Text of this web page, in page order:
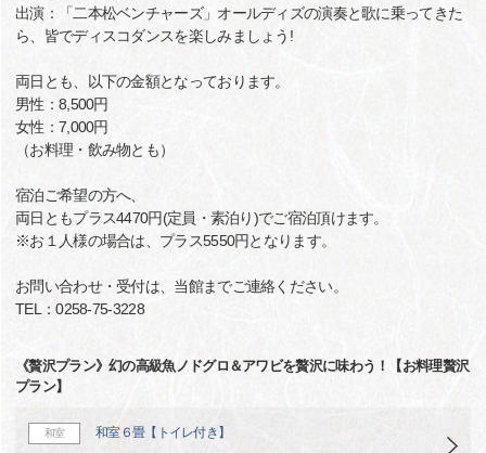
出演：「二本松ベンチャーズ」オールディズの演奏と歌に乗ってきた
ら、皆でディスコダンスを楽しみましょう!
両日とも、以下の金額となっております。
男性：8,500円
女性：7,000円
（お料理・飲み物とも）
宿泊ご希望の方へ、
両日ともプラス4470円(定員・素泊り)でご宿泊頂けます。
※お１人様の場合は、プラス5550円となります。
お問い合わせ・受付は、当館までご連絡ください。
TEL：0258-75-3228
《贅沢プラン》幻の高級魚ノドグロ＆アワビを贅沢に味わう！【お料理贅沢
プラン】
和室 和室６畳【トイレ付き】